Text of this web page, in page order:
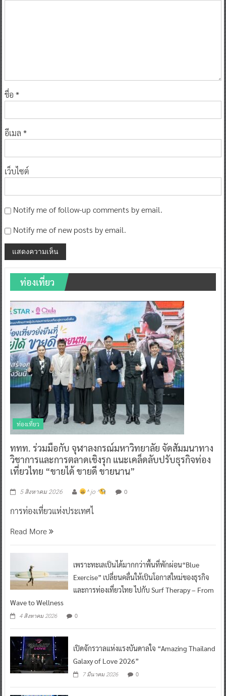
ชื่อ *
อีเมล *
เว็บไซต์
Notify me of follow-up comments by email.
Notify me of new posts by email.
ท่องเที่ยว
ท่องเที่ยว
ททท. ร่วมมือกับ จุฬาลงกรณ์มหาวิทยาลัย จัดสัมมนาทาง
วิชาการและการตลาดเชิงรุก แนะเคล็ดลับปรับธุรกิจท่อง
เที่ยวไทย “ขายได้ ขายดี ขายนาน”
5 สิงหาคม 2026 ^ jo ^ 0
การท่องเที่ยวแห่งประเทศไ
Read More
เพราะทะเลเป็นได้มากกว่าพื้นที่พักผ่อน“Blue
Exercise” เปลี่ยนคลื่นให้เป็นโอกาสใหม่ของธุรกิจ
และการท่องเที่ยวไทย ไปกับ Surf Therapy – From
Wave to Wellness
4 สิงหาคม 2026 0
เปิดจักรวาลแห่งแรงบันดาลใจ “Amazing Thailand
Galaxy of Love 2026”
7 มีนาคม 2026 0